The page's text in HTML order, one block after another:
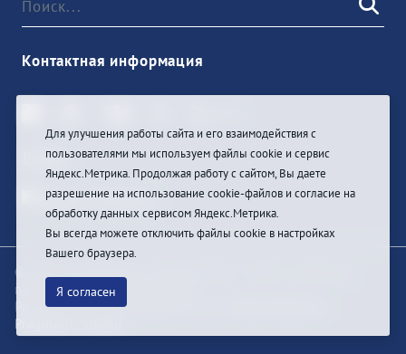
Контактная информация
Войти
© При цитировании информации с сайта ссылка на
первоисточник обязательна
Разработка и техподдержка сайта
Pragmatic Studio
Для улучшения работы сайта и его взаимодействия с
пользователями мы используем файлы cookie и сервис
Яндекс.Метрика. Продолжая работу с сайтом, Вы даете
разрешение на использование cookie-файлов и согласие на
обработку данных сервисом Яндекс.Метрика.
Вы всегда можете отключить файлы cookie в настройках
Вашего браузера.
Я согласен